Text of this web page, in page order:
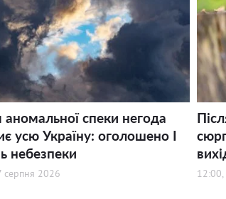
аномальної спеки негода
усю Україну: оголошено І
небезпеки
серпня 2026